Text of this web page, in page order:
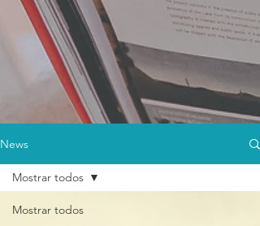
News
Mostrar todos
Mostrar todos